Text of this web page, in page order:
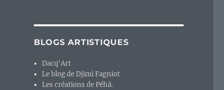
BLOGS ARTISTIQUES
Dacq'Art
Le blog de Djimi Fagniot
Les créations de Péhä.